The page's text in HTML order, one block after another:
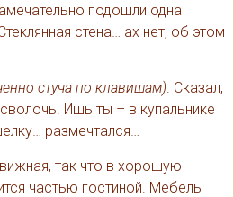
подошли одна
стена… ах нет, об этом
стуча по клавишам). Сказал,
Ишь ты – в купальнике
размечтался…
так что в хорошую
частью гостиной. Мебель